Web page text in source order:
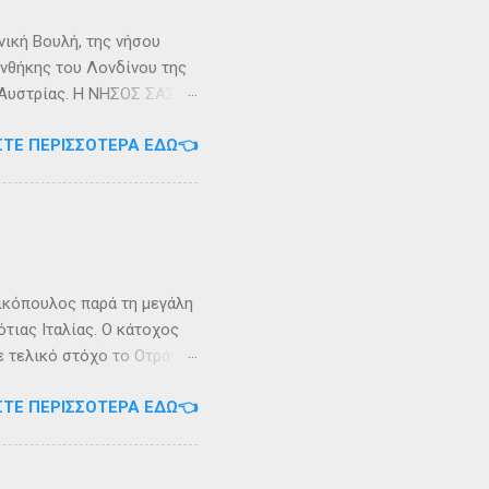
Βουλή, της νήσου
του Λονδίνου της
Αυστρίας. Η ΝΗΣΟΣ ΣΑΣΩΝ
περίπου 6 τ.χλμ.
του πολέμου ανάμεσα
ΠΕΡΙΣΣΌΤΕΡΑ ΕΔΏ👈
παρά τη μεγάλη
Ιταλίας. Ο κάτοχος
στόχο το Οτράντο
και οι συνθήκες
ΠΕΡΙΣΣΌΤΕΡΑ ΕΔΏ👈